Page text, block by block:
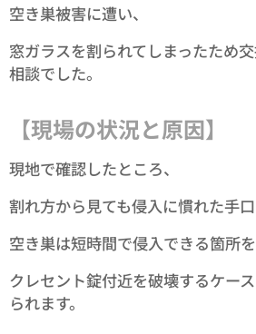
空き巣被害に遭い、
窓ガラスを割られてしまったため
相談でした。
【現場の状況と原因】
現地で確認したところ、
割れ方から見ても侵入に慣れた手口
空き巣は短時間で侵入できる箇所を
クレセント錠付近を破壊するケー
られます。